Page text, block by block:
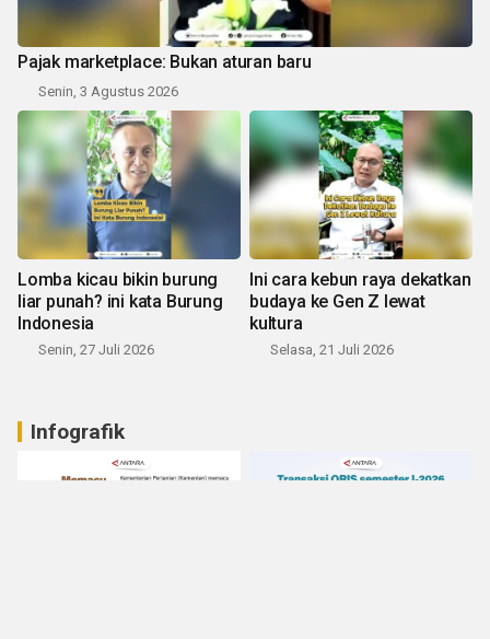
Pajak marketplace: Bukan aturan baru
Senin, 3 Agustus 2026
Lomba kicau bikin burung
liar punah? ini kata Burung
Indonesia
Senin, 27 Juli 2026
Ini cara kebun raya dekatkan
budaya ke Gen Z lewat
kultura
Selasa, 21 Juli 2026
Infografik